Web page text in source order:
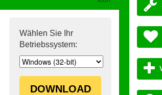
Wählen Sie Ihr
Betriebssystem:
DOWNLOAD